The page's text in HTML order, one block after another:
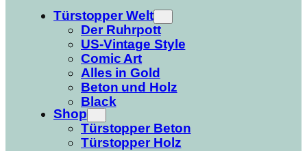
Türstopper Welt
Der Ruhrpott
US-Vintage Style
Comic Art
Alles in Gold
Beton und Holz
Black
Shop
Türstopper Beton
Türstopper Holz